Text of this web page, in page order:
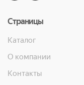
Страницы
Каталог
О компании
Контакты